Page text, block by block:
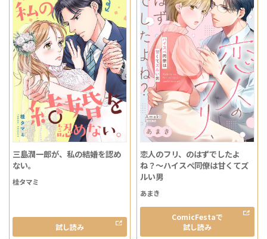
三島潤一郎が、私の結婚を認め
ない。
桂タマミ
試し読み
恋人のフリ、のはずでしたよ
ね？～ハイスぺ同僚は甘くてズ
ルい男
あまき
ComicFestaで
試し読み